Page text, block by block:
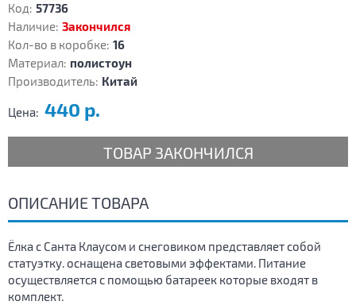
Код: 57736
Наличие: Закончился
Кол-во в коробке: 16
Материал: полистоун
Производитель: Китай
Цена: 440 р.
ТОВАР ЗАКОНЧИЛСЯ
ОПИСАНИЕ ТОВАРА
Ёлка с Санта Клаусом и снеговиком представляет собой
статуэтку. оснащена световыми эффектами. Питание
осуществляется с помощью батареек которые входят в
комплект.